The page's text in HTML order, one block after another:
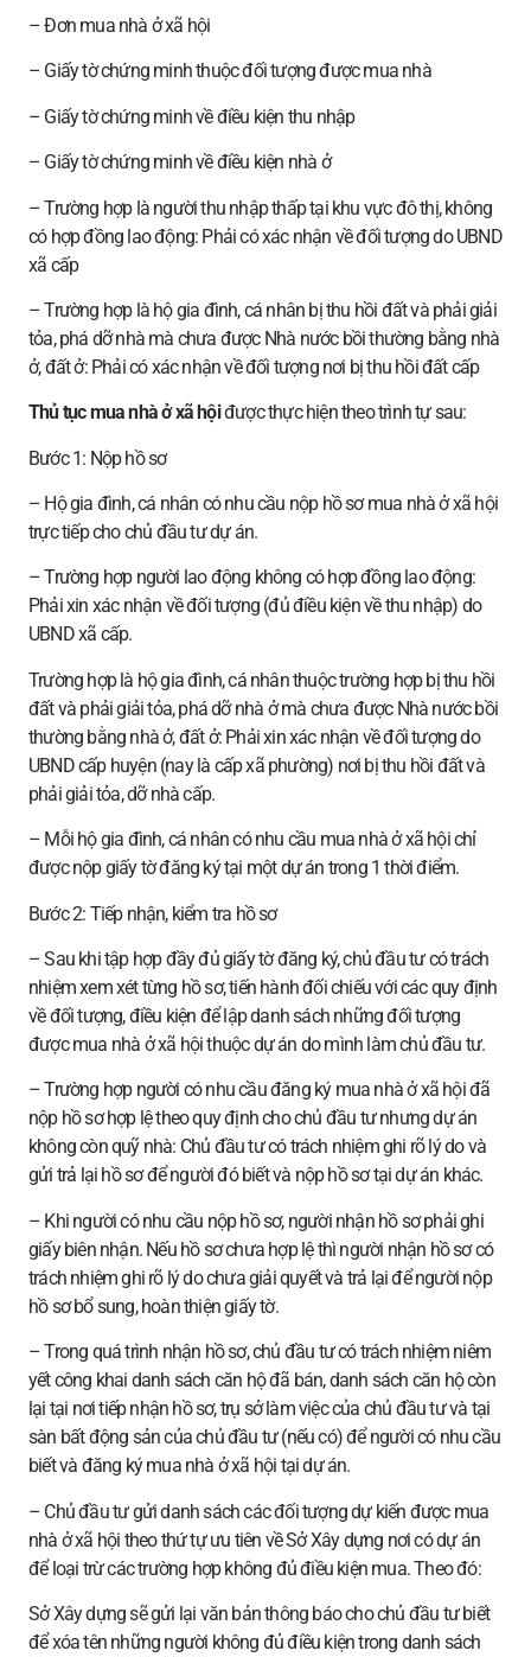
– Đơn mua nhà ở xã hội
– Giấy tờ chứng minh thuộc đối tượng được mua nhà
– Giấy tờ chứng minh về điều kiện thu nhập
– Giấy tờ chứng minh về điều kiện nhà ở
– Trường hợp là người thu nhập thấp tại khu vực đô thị, không
có hợp đồng lao động: Phải có xác nhận về đối tượng do UBND
xã cấp
– Trường hợp là hộ gia đình, cá nhân bị thu hồi đất và phải giải
tỏa, phá dỡ nhà mà chưa được Nhà nước bồi thường bằng nhà
ở, đất ở: Phải có xác nhận về đối tượng nơi bị thu hồi đất cấp
Thủ tục mua nhà ở xã hộiđược thực hiện theo trình tự sau:
Bước 1: Nộp hồ sơ
– Hộ gia đình, cá nhân có nhu cầu nộp hồ sơ mua nhà ở xã hội
trực tiếp cho chủ đầu tư dự án.
– Trường hợp người lao động không có hợp đồng lao động:
Phải xin xác nhận về đối tượng (đủ điều kiện về thu nhập) do
UBND xã cấp.
Trường hợp là hộ gia đình, cá nhân thuộc trường hợp bị thu hồi
đất và phải giải tỏa, phá dỡ nhà ở mà chưa được Nhà nước bồi
thường bằng nhà ở, đất ở: Phải xin xác nhận về đối tượng do
UBND cấp huyện (nay là cấp xã phường) nơi bị thu hồi đất và
phải giải tỏa, dỡ nhà cấp.
– Mỗi hộ gia đình, cá nhân có nhu cầu mua nhà ở xã hội chỉ
được nộp giấy tờ đăng ký tại một dự án trong 1 thời điểm.
Bước 2: Tiếp nhận, kiểm tra hồ sơ
– Sau khi tập hợp đầy đủ giấy tờ đăng ký, chủ đầu tư có trách
nhiệm xem xét từng hồ sơ, tiến hành đối chiếu với các quy định
về đối tượng, điều kiện để lập danh sách những đối tượng
được mua nhà ở xã hội thuộc dự án do mình làm chủ đầu tư.
– Trường hợp người có nhu cầu đăng ký mua nhà ở xã hội đã
nộp hồ sơ hợp lệ theo quy định cho chủ đầu tư nhưng dự án
không còn quỹ nhà: Chủ đầu tư có trách nhiệm ghi rõ lý do và
gửi trả lại hồ sơ để người đó biết và nộp hồ sơ tại dự án khác.
– Khi người có nhu cầu nộp hồ sơ, người nhận hồ sơ phải ghi
giấy biên nhận. Nếu hồ sơ chưa hợp lệ thì người nhận hồ sơ có
trách nhiệm ghi rõ lý do chưa giải quyết và trả lại để người nộp
hồ sơ bổ sung, hoàn thiện giấy tờ.
– Trong quá trình nhận hồ sơ, chủ đầu tư có trách nhiệm niêm
yết công khai danh sách căn hộ đã bán, danh sách căn hộ còn
lại tại nơi tiếp nhận hồ sơ, trụ sở làm việc của chủ đầu tư và tại
sàn bất động sản của chủ đầu tư (nếu có) để người có nhu cầu
biết và đăng ký mua nhà ở xã hội tại dự án.
– Chủ đầu tư gửi danh sách các đối tượng dự kiến được mua
nhà ở xã hội theo thứ tự ưu tiên về Sở Xây dựng nơi có dự án
để loại trừ các trường hợp không đủ điều kiện mua. Theo đó:
Sở Xây dựng sẽ gửi lại văn bản thông báo cho chủ đầu tư biết
để xóa tên những người không đủ điều kiện trong danh sách